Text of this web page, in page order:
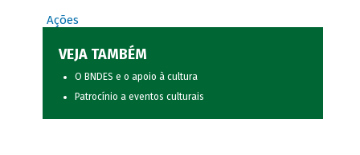
Ações
VEJA TAMBÉM
O BNDES e o apoio à cultura
Patrocínio a eventos culturais